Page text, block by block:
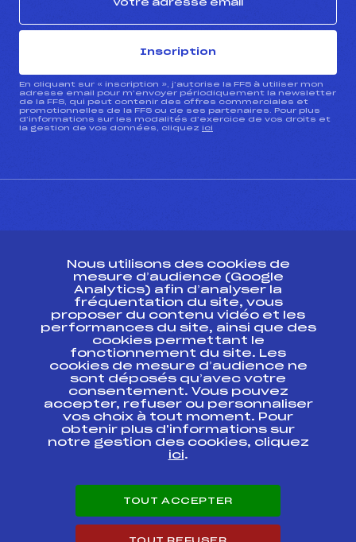
Inscription
En cliquant sur « inscription », j’autorise la FFS à utiliser mon
adresse email pour m’envoyer périodiquement la newsletter
de la FFS, qui peut contenir des offres commerciales et
promotionnelles de la FFS ou de ses partenaires. Pour plus
d’informations sur les modalités d’exercice de vos droits et
la gestion de vos données, cliquez ici
Ressources
Pass’Neige
Projet sportif fédéral
Projet de performance fédéral
Antidopage
Pôle Développement, Formation, Suivi
Scientifique
Listes ministérielles
Pôle vie de l’athlète
Enseignement professionnel
Carrières
Nous utilisons des cookies de
mesure d’audience (Google
Analytics) afin d’analyser la
fréquentation du site, vous
proposer du contenu vidéo et les
performances du site, ainsi que des
cookies permettant le
fonctionnement du site. Les
cookies de mesure d’audience ne
sont déposés qu’avec votre
consentement. Vous pouvez
accepter, refuser ou personnaliser
vos choix à tout moment. Pour
obtenir plus d'informations sur
notre gestion des cookies, cliquez
ici.
TOUT ACCEPTER